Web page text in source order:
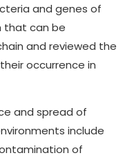
and genes of
that can be
and reviewed the
occurrence in
and spread of
include
of